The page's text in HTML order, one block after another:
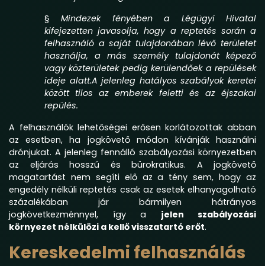
§Mindezek fényében a Légügyi Hivatal
kifejezetten javasolja, hogy a reptetés során a
felhasználó a saját tulajdonában lévő területet
használja, a más személy tulajdonát képező
vagy közterületek pedig kerülendőek a repülések
ideje alatt.A jelenleg hatályos szabályok keretei
között tilos az emberek feletti és az éjszakai
repülés.
A felhasználók lehetőségei erősen korlátozottak abban
az esetben, ha jogkövető módon kívánják használni
drónjukat. A jelenleg fennálló szabályozási környezetben
az eljárás hosszú és bürokratikus. A jogkövető
magatartást nem segíti elő az a tény sem, hogy az
engedély nélküli reptetés csak az esetek elhanyagolható
százalékában jár bármilyen hátrányos
jogkövetkezménnyel, így a jelen szabályozási
környezet nélkülözi a kellő visszatartó erőt.
Kereskedelmi felhasználás